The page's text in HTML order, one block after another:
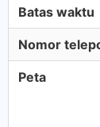
Batas waktu
Nomor
Peta